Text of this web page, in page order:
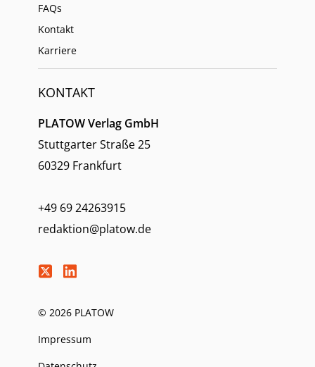
FAQs
Kontakt
Karriere
KONTAKT
PLATOW Verlag GmbH
Stuttgarter Straße 25
60329 Frankfurt
+49 69 24263915
redaktion@platow.de
© 2026 PLATOW
Impressum